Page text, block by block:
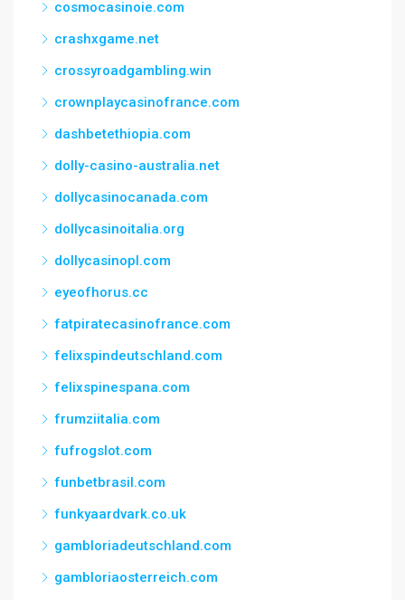
cosmocasinoie.com
crashxgame.net
crossyroadgambling.win
crownplaycasinofrance.com
dashbetethiopia.com
dolly-casino-australia.net
dollycasinocanada.com
dollycasinoitalia.org
dollycasinopl.com
eyeofhorus.cc
fatpiratecasinofrance.com
felixspindeutschland.com
felixspinespana.com
frumziitalia.com
fufrogslot.com
funbetbrasil.com
funkyaardvark.co.uk
gambloriadeutschland.com
gambloriaosterreich.com